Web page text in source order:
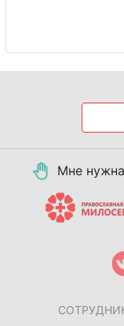
Мне